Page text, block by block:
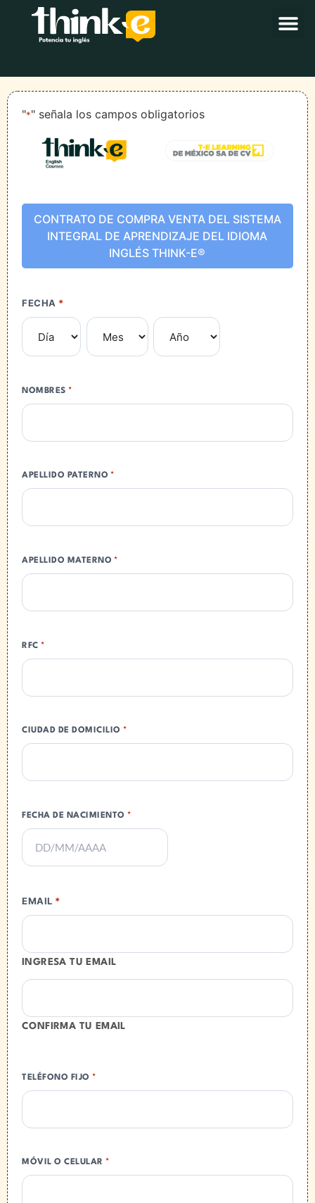
"*" señala los campos obligatorios
CONTRATO DE COMPRA VENTA DEL SISTEMA
INTEGRAL DE APRENDIZAJE DEL IDIOMA
INGLÉS THINK-E®
FECHA *
NOMBRES *
APELLIDO PATERNO *
APELLIDO MATERNO *
RFC *
CIUDAD DE DOMICILIO *
FECHA DE NACIMIENTO *
EMAIL *
INGRESA TU EMAIL
CONFIRMA TU EMAIL
TELÉFONO FIJO *
MÓVIL O CELULAR *